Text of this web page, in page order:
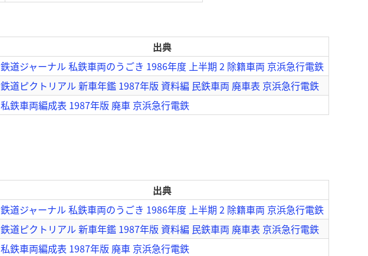
出典
鉄道ジャーナル 私鉄車両のうごき 1986年度 上半期 2 除籍車両 京浜急行電鉄
鉄道ピクトリアル 新車年鑑 1987年版 資料編 民鉄車両 廃車表 京浜急行電鉄
私鉄車両編成表 1987年版 廃車 京浜急行電鉄
出典
鉄道ジャーナル 私鉄車両のうごき 1986年度 上半期 2 除籍車両 京浜急行電鉄
鉄道ピクトリアル 新車年鑑 1987年版 資料編 民鉄車両 廃車表 京浜急行電鉄
私鉄車両編成表 1987年版 廃車 京浜急行電鉄